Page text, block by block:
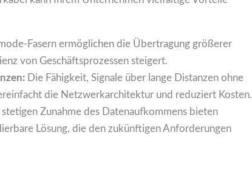
Fasern ermöglichen die Übertragung größerer
von Geschäftsprozessen steigert.
Die Fähigkeit, Signale über lange Distanzen ohne
die Netzwerkarchitektur und reduziert Kosten.
Zunahme des Datenaufkommens bieten
Lösung, die den zukünftigen Anforderungen